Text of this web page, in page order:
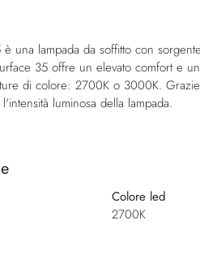
una lampada da soffitto con
35 offre un elevato comfort e
di colore: 2700K o 3000K.
luminosa della lampada.
Colore led
2700K